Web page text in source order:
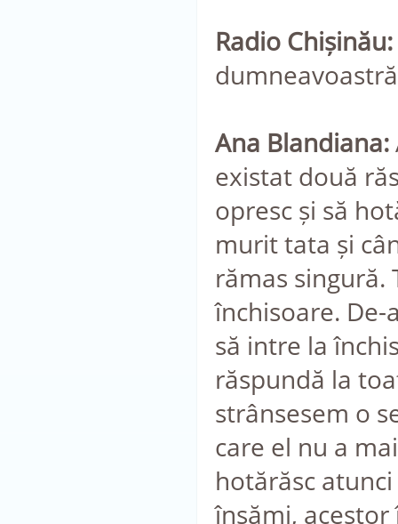
Radio Chișinău:
Ana Blandiana:
existat două
opresc și să
murit tata și
rămas
închisoare.
să intre la
răspundă la
strânsesem o
care el nu a
hotărăsc
însămi,